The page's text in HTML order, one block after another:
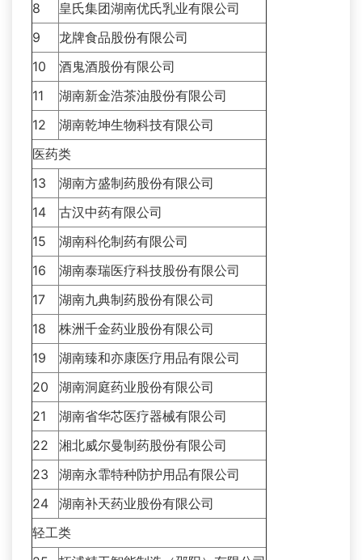
8
皇氏集团湖南优氏乳业有限公司
9
龙牌食品股份有限公司
10
酒鬼酒股份有限公司
11
湖南新金浩茶油股份有限公司
12
湖南乾坤生物科技有限公司
医药类
13
湖南方盛制药股份有限公司
14
古汉中药有限公司
15
湖南科伦制药有限公司
16
湖南泰瑞医疗科技股份有限公司
17
湖南九典制药股份有限公司
18
株洲千金药业股份有限公司
19
湖南臻和亦康医疗用品有限公司
20
湖南洞庭药业股份有限公司
21
湖南省华芯医疗器械有限公司
22
湘北威尔曼制药股份有限公司
23
湖南永霏特种防护用品有限公司
24
湖南补天药业股份有限公司
轻工类